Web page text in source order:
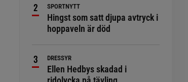
SPORTNYTT
Hingst som satt djupa avtryck i
hoppaveln är död
DRESSYR
Ellen Hedbys skadad i